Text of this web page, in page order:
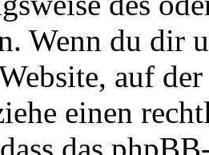
Wenn du dir
auf
einen
das